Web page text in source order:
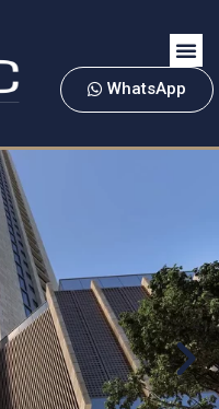
WhatsApp